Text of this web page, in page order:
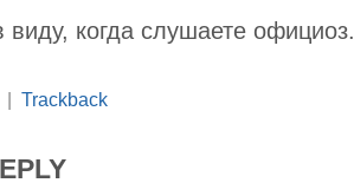
виду, когда слушаете официоз.
| Trackback